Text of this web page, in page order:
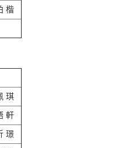
楷
琪
軒
璟